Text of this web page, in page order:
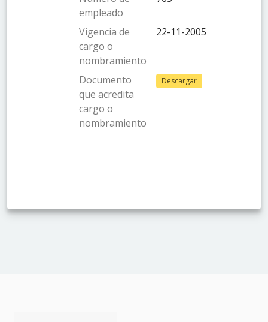
empleado
Vigencia de
cargo o
nombramiento
22-11-2005
Documento
que acredita
cargo o
nombramiento
Descargar